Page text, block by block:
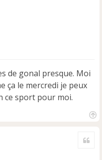
de gonal presque. Moi
ça le mercredi je peux
ce sport pour moi.